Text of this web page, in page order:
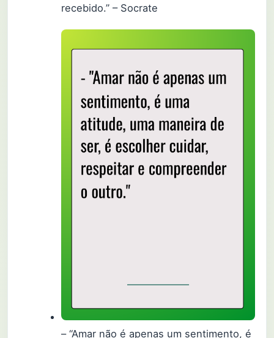
recebido.” – Socrate
– “Amar não é apenas um sentimento, é